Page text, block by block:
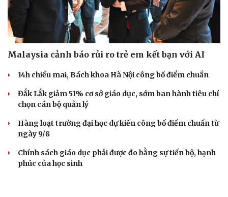
Malaysia cảnh báo rủi ro trẻ em kết bạn với AI
14h chiều mai, Bách khoa Hà Nội công bố điểm chuẩn
Đắk Lắk giảm 51% cơ sở giáo dục, sớm ban hành tiêu chí
chọn cán bộ quản lý
Hàng loạt trường đại học dự kiến công bố điểm chuẩn từ
ngày 9/8
Chính sách giáo dục phải được đo bằng sự tiến bộ, hạnh
phúc của học sinh